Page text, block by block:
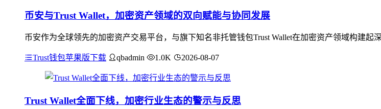
币安与Trust Wallet，加密资产领域的双向赋能与协同发展
币安作为全球领先的加密资产交易平台，与旗下知名非托管钱包Trust Wallet在加密资产领域构建
Trust钱包苹果版下载 qbadmin 1.0K 2026-08-07
Trust Wallet全面下线，加密行业生态的警示与反思